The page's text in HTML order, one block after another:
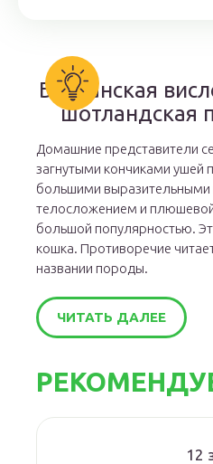
Британская
шотландская
Домашние представители
загнутыми кончиками ушей
большими выразительными
телосложением и
большой популярностью.
кошка. Противоречие
названии породы.
ЧИТАТЬ ДАЛЕЕ
12